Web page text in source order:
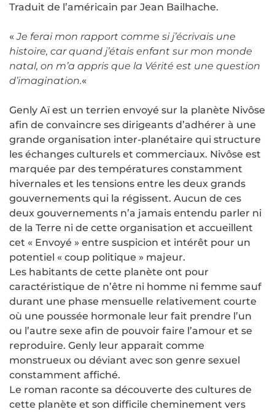
Traduit de l’américain par Jean Bailhache.
«Je ferai mon rapport comme si j’écrivais une
histoire, car quand j’étais enfant sur mon monde
natal, on m’a appris que la Vérité est une question
d’imagination.«
Genly Aï est un terrien envoyé sur la planète Nivôse
afin de convaincre ses dirigeants d’adhérer à une
grande organisation inter-planétaire qui structure
les échanges culturels et commerciaux. Nivôse est
marquée par des températures constamment
hivernales et les tensions entre les deux grands
gouvernements qui la régissent. Aucun de ces
deux gouvernements n’a jamais entendu parler ni
de la Terre ni de cette organisation et accueillent
cet « Envoyé » entre suspicion et intérêt pour un
potentiel « coup politique » majeur.
Les habitants de cette planète ont pour
caractéristique de n’être ni homme ni femme sauf
durant une phase mensuelle relativement courte
où une poussée hormonale leur fait prendre l’un
ou l’autre sexe afin de pouvoir faire l’amour et se
reproduire. Genly leur apparait comme
monstrueux ou déviant avec son genre sexuel
constamment affiché.
Le roman raconte sa découverte des cultures de
cette planète et son difficile cheminement vers